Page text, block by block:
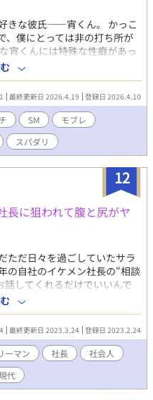
きな彼氏――宵くん。 かっこ
、僕にとっては非の打ち所が
宵くんには特殊な性癖があっ
ったのだ。 NTR好きサイコ
たチョロ色気美人 の両思い
プル中心だけど、たまに受け
なしのモブレありです。ご注
操観念低めの世界観
最終更新日 2026.4.19 登録日 2026.4.10
SM
モブレ
スパダリ
12
長に狙われて腹と尻がヤ
ただ日々を過ごしていたサラ
の自社のイケメン社長の“相談
してくれるだけでいいんで
れは楽な仕事だと思っていた
いるのにXXXすること
ある話には【♡】を付けてい
ある場合があります） ※スカ
がある話には【☆】、直接描
す。 ※擬音、♡喘ぎ、汚喘ぎ
い。
最終更新日 2023.3.24 登録日 2023.2.24
ーマン 社長
社会人
代